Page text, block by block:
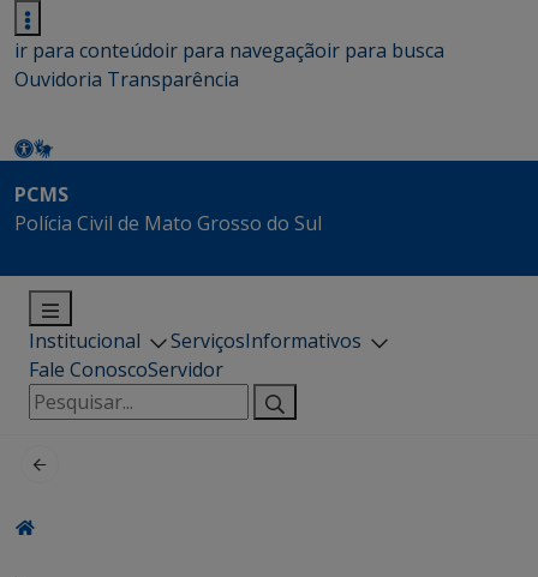
ir para conteúdoir para navegaçãoir para busca
Ouvidoria Transparência
PCMS
Polícia Civil de Mato Grosso do Sul
Institucional ServiçosInformativos
Fale ConoscoServidor
Pesquisar
por: